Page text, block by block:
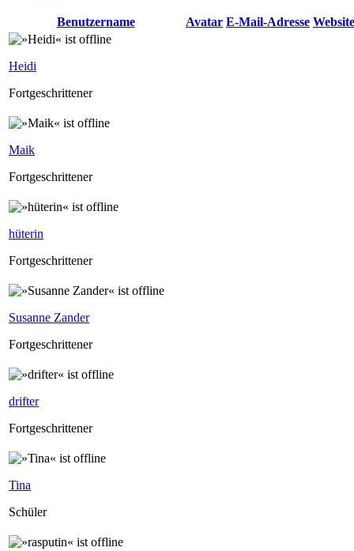
Benutzername Avatar E-Mail-Adresse Website
Heidi
Fortgeschrittener
Maik
Fortgeschrittener
hüterin
Fortgeschrittener
Susanne Zander
Fortgeschrittener
drifter
Fortgeschrittener
Tina
Schüler